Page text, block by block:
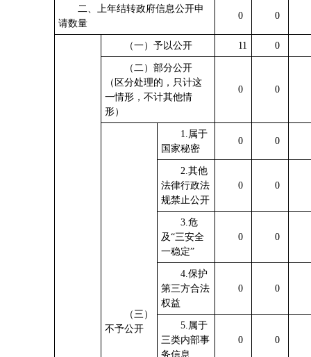
二、上年结转政府信息公开申
请数量
0 0
（一）予以公开 11 0
（二）部分公开
（区分处理的，只计这
一情形，不计其他情
形）
0 0
（三）
不予公开
1.属于
国家秘密
0 0
2.其他
法律行政法
规禁止公开
0 0
3.危
及“三安全
一稳定”
0 0
4.保护
第三方合法
权益
0 0
5.属于
三类内部事
务信息
0 0